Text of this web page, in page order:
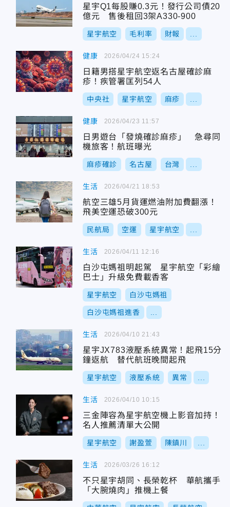
星宇Q1每股賺0.3元！發行公司債20
億元 售後租回3架A330-900
星宇航空 毛利率 財報
健康
日籍男搭星宇航空返名古屋確診麻
疹！疾管署匡列54人
中央社 星宇航空 麻疹
2026/04/24 15:24
健康
日男遊台「發燒確診麻疹」 急尋同
機旅客！航班曝光
麻疹確診 名古屋 台灣
2026/04/23 11:57
生活
航空三雄5月貨運燃油附加費翻漲！
飛美空運恐破300元
民航局 空運 星宇航空
2026/04/21 18:53
生活
白沙屯媽祖明起駕 星宇航空「彩繪
巴士」升級免費載香客
星宇航空 白沙屯媽祖
白沙屯媽祖進香
2026/04/11 12:16
生活
星宇JX783液壓系統異常！起飛15分
鐘返航 替代航班晚間起飛
星宇航空 液壓系統 異常
2026/04/10 21:43
生活
三金陣容為星宇航空機上影音加持！
名人推薦清單大公開
星宇航空 謝盈萱 陳鎮川
2026/04/10 10:15
生活
不只星宇胡同、長榮乾杯 華航攜手
「大腕燒肉」推機上餐
2026/03/26 16:12